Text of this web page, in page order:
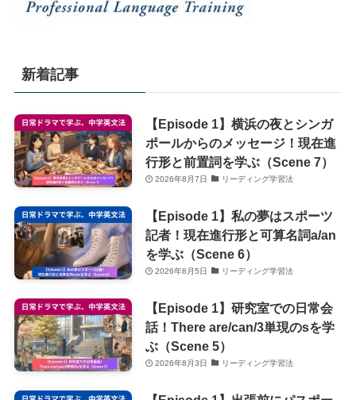
新着記事
【Episode 1】横浜の夜とシンガ
ポールからのメッセージ！現在進
行形と前置詞を学ぶ（Scene 7）
2026年8月7日 リーディング学習法
【Episode 1】私の夢はスポーツ
記者！現在進行形と可算名詞a/an
を学ぶ（Scene 6）
2026年8月5日 リーディング学習法
【Episode 1】研究室での日常会
話！There are/can/3単現のsを学
ぶ（Scene 5）
2026年8月3日 リーディング学習法